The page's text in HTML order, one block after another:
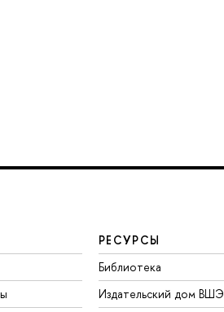
РЕСУРСЫ
Библиотека
Издательский дом ВШЭ